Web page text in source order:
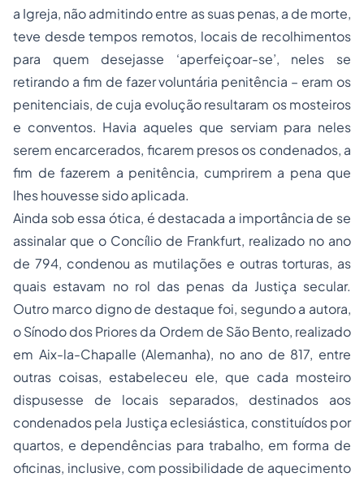
a Igreja, não admitindo entre as suas penas, a de morte,
teve desde tempos remotos, locais de recolhimentos
para quem desejasse ‘aperfeiçoar-se’, neles se
retirando a fim de fazer voluntária penitência – eram os
penitenciais, de cuja evolução resultaram os mosteiros
e conventos. Havia aqueles que serviam para neles
serem encarcerados, ficarem presos os condenados, a
fim de fazerem a penitência, cumprirem a pena que
lhes houvesse sido aplicada.
Ainda sob essa ótica, é destacada a importância de se
assinalar que o Concílio de Frankfurt, realizado no ano
de 794, condenou as mutilações e outras torturas, as
quais estavam no rol das penas da Justiça secular.
Outro marco digno de destaque foi, segundo a autora,
o Sínodo dos Priores da Ordem de São Bento, realizado
em Aix-la-Chapalle (Alemanha), no ano de 817, entre
outras coisas, estabeleceu ele, que cada mosteiro
dispusesse de locais separados, destinados aos
condenados pela Justiça eclesiástica, constituídos por
quartos, e dependências para trabalho, em forma de
oficinas, inclusive, com possibilidade de aquecimento